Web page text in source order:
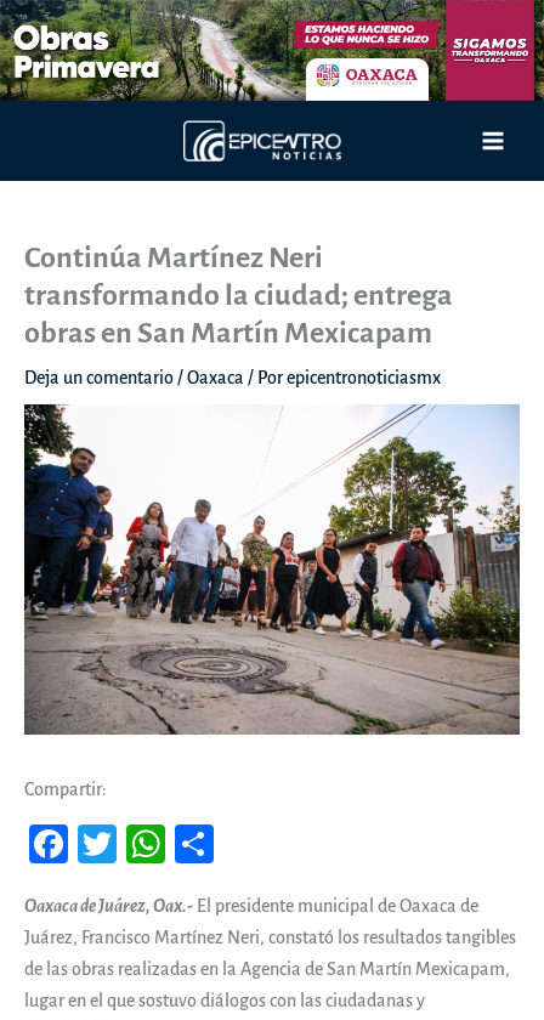
Ir
al
contenido
Continúa Martínez Neri
transformando la ciudad; entrega
obras en San Martín Mexicapam
Deja un comentario/Oaxaca / Porepicentronoticiasmx
Compartir:
Fa
b
oo
k
T
tt
er
W
ts
A
pp
pa
rti
r
Oaxaca de Juárez, Oax.- El presidente municipal de Oaxaca de
Juárez, Francisco Martínez Neri, constató los resultados tangibles
de las obras realizadas en la Agencia de San Martín Mexicapam,
lugar en el que sostuvo diálogos con las ciudadanas y